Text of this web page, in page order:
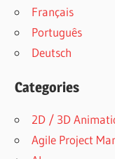
Français
Português
Deutsch
Categories
2D / 3D
Agile Project